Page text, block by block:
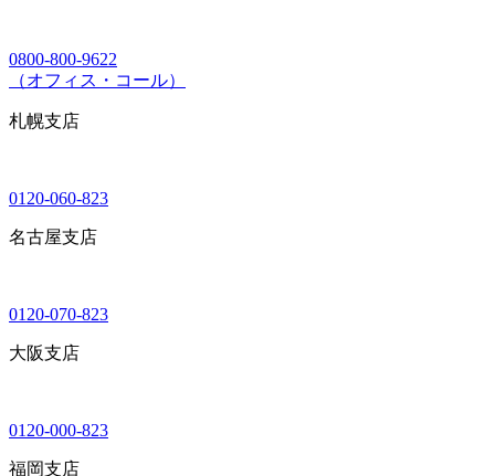
0800-800-9622
（オフィス・コール）
札幌支店
0120-060-823
名古屋支店
0120-070-823
大阪支店
0120-000-823
福岡支店